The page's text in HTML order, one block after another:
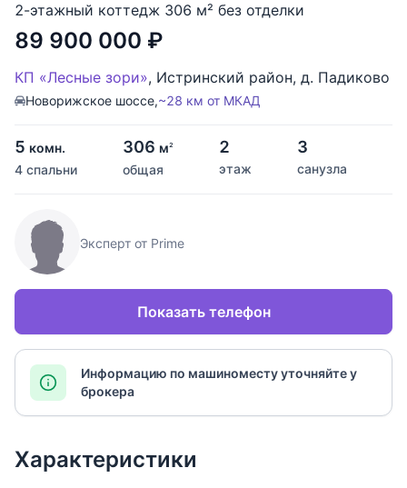
2-этажный коттедж 306 м² без отделки
89 900 000 ₽
КП «Лесные зори», Истринский район, д. Падиково
Новорижское шоссе,~28 км от МКАД
5 комн.
4 спальни
306 м2
общая
2
этаж
3
санузла
Эксперт от Prime
Показать телефон
Информацию по машиноместу уточняйте у
брокера
Характеристики